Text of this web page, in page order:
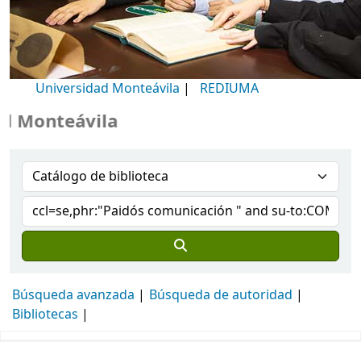
Universidad Monteávila | REDIUMA
Búsqueda avanzada
Búsqueda de autoridad
Bibliotecas